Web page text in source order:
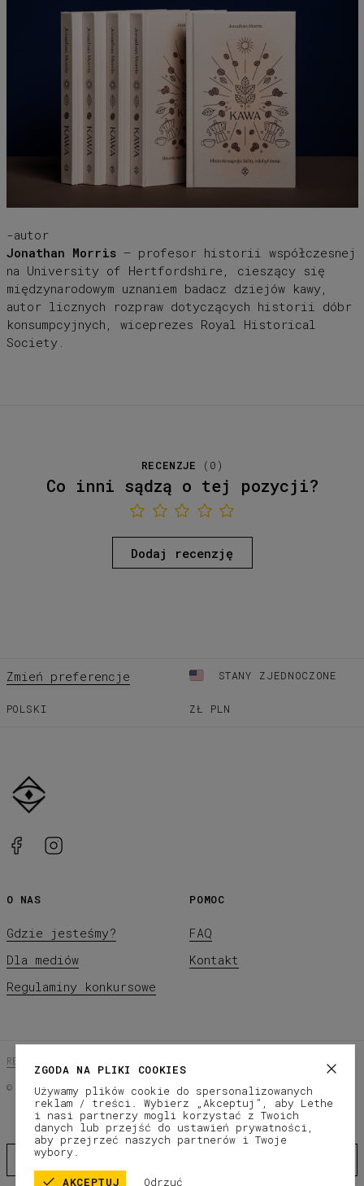
-autor
Jonathan Morris – profesor historii współczesnej
na University of Hertfordshire, cieszący się
między­narodowym uznaniem badacz dziejów kawy,
autor licznych rozpraw dotyczących historii dóbr
kon­sumpcyjnych, wiceprezes Royal Historical
Society.
RECENZJE ( 0 )
Co inni sądzą o tej pozycji?
Dodaj recenzję
Zmień preferencje STANY ZJEDNOCZONE
POLSKI ZŁ PLN
O NAS
Gdzie jesteśmy?
Dla mediów
Regulaminy konkursowe
POMOC
FAQ
Kontakt
REGULAMIN SKLEPU
©
2026 LETHE Co.
ZGODA NA PLIKI COOKIES
Używamy plików cookie do spersonalizowanych
reklam / treści. Wybierz „Akceptuj”, aby Lethe
i nasi partnerzy mogli korzystać z Twoich
danych lub przejść do ustawień prywatności,
aby przejrzeć naszych partnerów i Twoje
wybory.
AKCEPTUJ Odrzuć
Subscribe to our newsletter